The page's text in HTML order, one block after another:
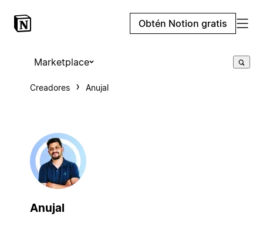
Obtén Notion gratis
Marketplace
Creadores Anujal
Anujal